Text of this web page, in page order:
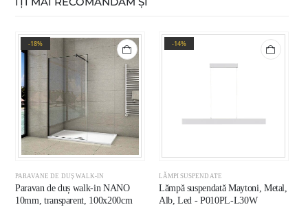
-18%
PARAVANE DE DUȘ WALK-IN
Paravan de duș walk-in NANO
10mm, transparent, 100x200cm
-14%
LĂMPI SUSPENDATE
Lămpă suspendată Maytoni, Metal,
Alb, Led - P010PL-L30W